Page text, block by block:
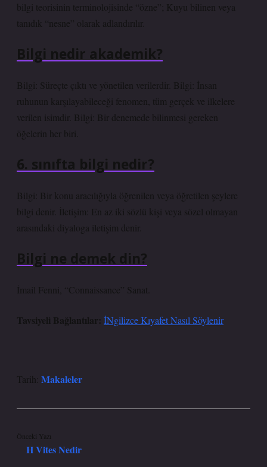
bilgi teorisinin terminolojisinde “özne”; Kuyu bilinen veya
tanıdık “nesne” olarak adlandırılır.
Bilgi nedir akademik?
Bilgi: Süreçte çıktı ve yönetilen verilerdir. Bilgi: İnsan
ruhunun karşılayabileceği fenomen, tüm gerçek ve ilkelere
verilen isimdir. Bilgi: Bir denemede bilinmesi gereken
öğelerin her biri.
6. sınıfta bilgi nedir?
Bilgi: Bir konu aracılığıyla öğrenilen veya öğretilen şeylere
bilgi denir. İletişim: En az iki sözlü kişi veya sözel olmayan
arasındaki diyaloga iletişim denir.
Bilgi ne demek din?
İmail Fenni, “Connaissance” Sanat.
Tavsiyeli Bağlantılar: İNgilizce Kıyafet Nasıl Söylenir
Tarih: Makaleler
Önceki Yazı
H Vites Nedir